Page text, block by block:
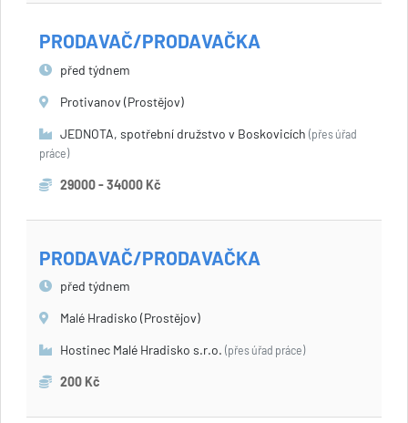
PRODAVAČ/PRODAVAČKA
před týdnem
Protivanov (Prostějov)
JEDNOTA, spotřební družstvo v Boskovicích (přes úřad
práce)
29000 - 34000 Kč
PRODAVAČ/PRODAVAČKA
před týdnem
Malé Hradisko (Prostějov)
Hostinec Malé Hradisko s.r.o. (přes úřad práce)
200 Kč